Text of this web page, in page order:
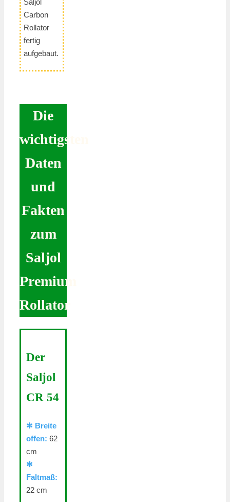
Carbon
Rollator
fertig
aufgebaut.
Die
wichtigsten
Daten
und
Fakten
zum
Saljol
Premium
Rollator
Der
Saljol
CR 54
✻ Breite
offen: 62
cm
✻
Faltmaß:
22 cm